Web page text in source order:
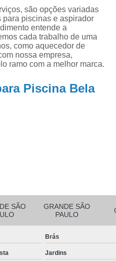
para Aquecer Piscina
para Aspirar Piscina
para Piscina
para Piscina de
de água Piscina
Filtro de
de Fibra
para Piscina de 3000 Litros
Piscina de Hotel
Filtro para
Iluminação de Piscina de Fibra
são opções variadas
piscinas e aspirador
entende a
cada trabalho de uma
como aquecedor de
nossa empresa,
ramo com a melhor marca.
Piscina Bela
SÃO
GRANDE SÃO
PAULO
Brás
Jardins